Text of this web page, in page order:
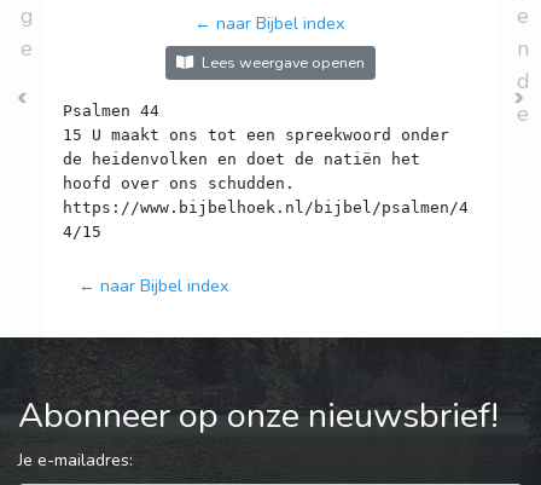
g
e
← naar Bijbel index
Lees weergave openen
Psalmen 44
15 U maakt ons tot een spreekwoord onder
de heidenvolken en doet de natiën het
hoofd over ons schudden.
https://www.bijbelhoek.nl/bijbel/psalmen/4
← naar Bijbel index
e
n
d
e
Abonneer op onze nieuwsbrief!
Je e-mailadres: